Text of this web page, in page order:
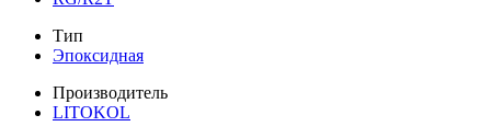
Тип
Эпоксидная
Производитель
LITOKOL